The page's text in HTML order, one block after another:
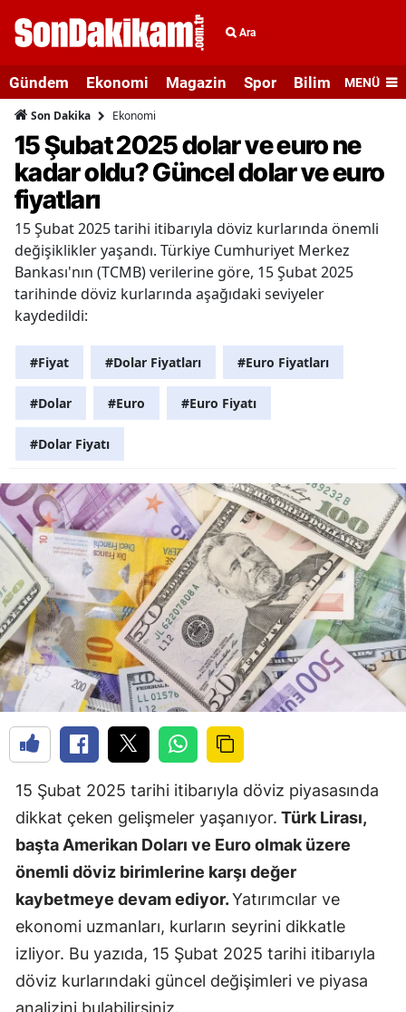
Ara
Gündem Ekonomi Magazin Spor Bilim veMENÜ
Son Dakika Ekonomi
15 Şubat 2025 dolar ve euro ne
kadar oldu? Güncel dolar ve euro
fiyatları
15 Şubat 2025 tarihi itibarıyla döviz kurlarında önemli
değişiklikler yaşandı. Türkiye Cumhuriyet Merkez
Bankası'nın (TCMB) verilerine göre, 15 Şubat 2025
tarihinde döviz kurlarında aşağıdaki seviyeler
kaydedildi:
#Fiyat #Dolar Fiyatları #Euro Fiyatları
#Dolar #Euro #Euro Fiyatı
#Dolar Fiyatı
15 Şubat 2025 tarihi itibarıyla döviz piyasasında
dikkat çeken gelişmeler yaşanıyor. Türk Lirası,
başta Amerikan Doları ve Euro olmak üzere
önemli döviz birimlerine karşı değer
kaybetmeye devam ediyor.Yatırımcılar ve
ekonomi uzmanları, kurların seyrini dikkatle
izliyor. Bu yazıda, 15 Şubat 2025 tarihi itibarıyla
döviz kurlarındaki güncel değişimleri ve piyasa
analizini bulabilirsiniz.